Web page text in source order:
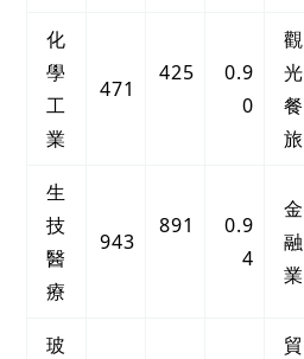
化
學
工
業
471
425
0.9
0
觀
光
餐
旅
生
技
醫
療
943
891
0.9
4
金
融
業
玻
貿